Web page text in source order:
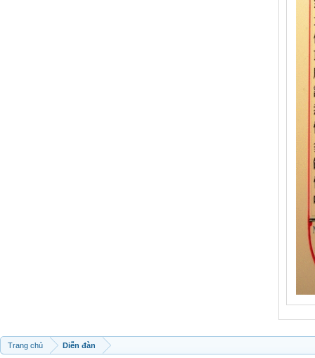
Trang chủ Diễn đàn